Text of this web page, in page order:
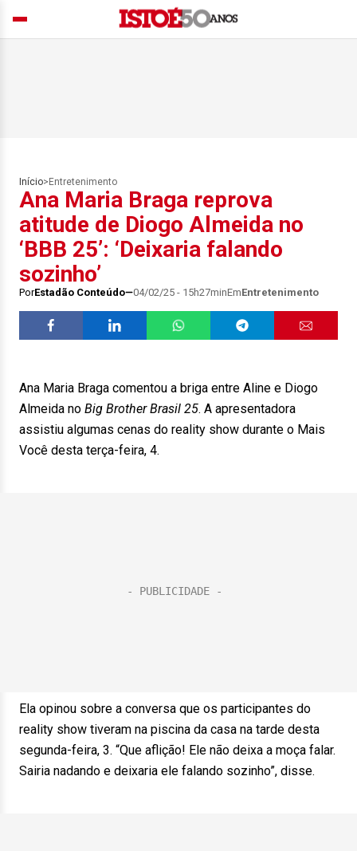
Início> Entretenimento
Ana Maria Braga reprova
atitude de Diogo Almeida no
‘BBB 25’: ‘Deixaria falando
sozinho’
PorEstadão Conteúdo 04/02/25 - 15h27minEmEntretenimento
Ana Maria Braga comentou a briga entre Aline e Diogo
Almeida no Big Brother Brasil 25. A apresentadora
assistiu algumas cenas do reality show durante o Mais
Você desta terça-feira, 4.
Ela opinou sobre a conversa que os participantes do
reality show tiveram na piscina da casa na tarde desta
segunda-feira, 3. “Que aflição! Ele não deixa a moça falar.
Sairia nadando e deixaria ele falando sozinho”, disse.